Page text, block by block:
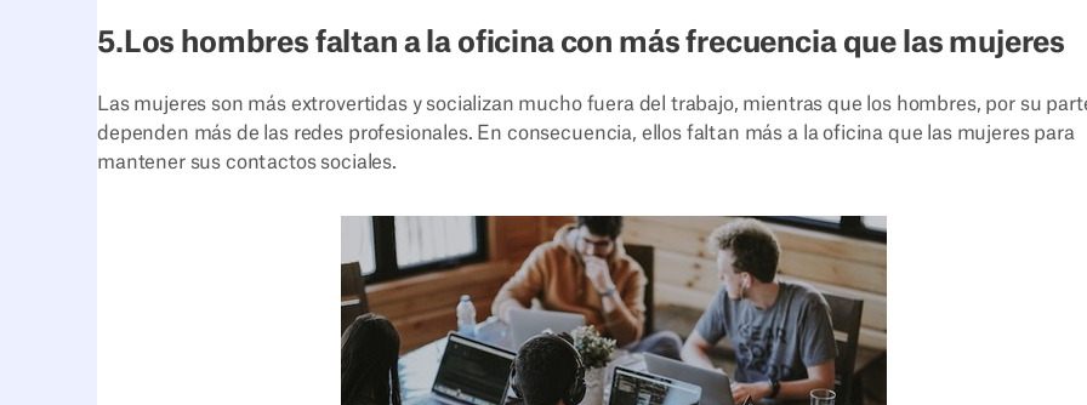
5.Los hombres faltan a la oficina con más frecuencia que las mujeres
Las mujeres son más extrovertidas y socializan mucho fuera del trabajo, mientras que los hombres, por su
dependen más de las redes profesionales. En consecuencia, ellos faltan más a la oficina que las mujeres para
mantener sus contactos sociales.